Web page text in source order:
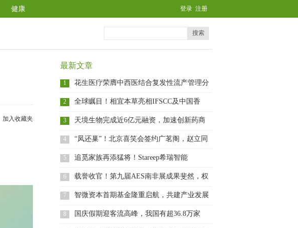
健康 登录 注册
搜索
加入收藏夹
最新文章
1
花生医疗荣膺中西医结合复发性流产管理分
会
2 全球瞩目！相宜本草亮相IFSCC及中国香
3
天境生物完成近6亿元融资，加速创新药商
4 “凤还巢”！北京喜笑会签约广茗阁，赵立同
5 追觅家族再添猛将！Stareep希瑞智能
6 载誉收官！第九届AES南非展成果斐然，权
7
智微资本首期基金隆重启航，共建产业发展
8 国庆假期迎客流高峰，我国有超36.8万家